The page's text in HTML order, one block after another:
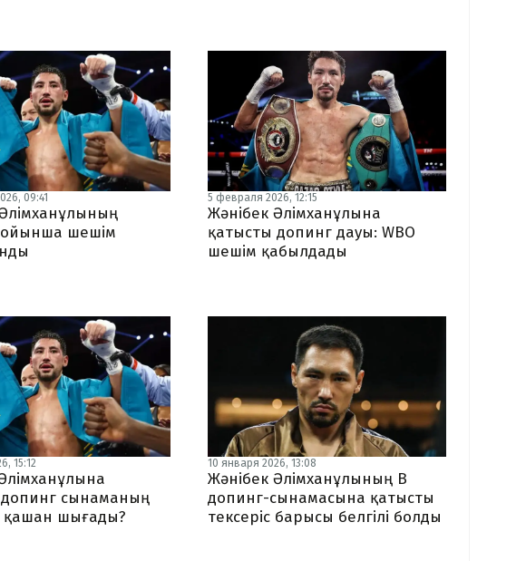
09:41
шешім
5 февраля 2026, 12:15
Жәнібек Әлімханұлына
қатысты допинг дауы: WBO
шешім қабылдады
15:12
сынаманың
қашан шығады?
10 января 2026, 13:08
Жәнібек Әлімханұлының В
допинг-сынамасына қатысты
тексеріс барысы белгілі болды